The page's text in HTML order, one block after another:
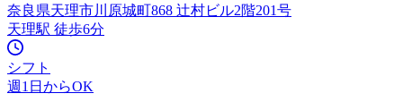
奈良県天理市川原城町868 辻村ビル2階201号
天理駅 徒歩6分
シフト
週1日からOK